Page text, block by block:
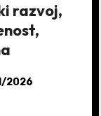
razvoj,
2026